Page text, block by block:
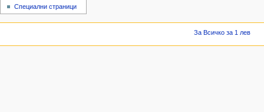
Специални страници
За Всичко за 1 лев